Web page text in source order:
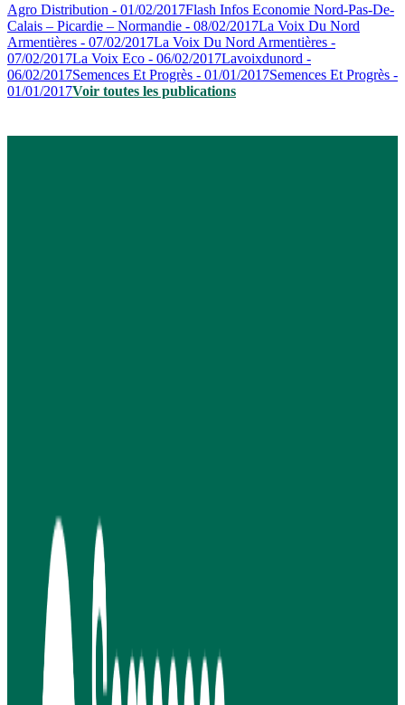
Agro Distribution - 01/02/2017Flash Infos Economie Nord-Pas-De-
Calais – Picardie – Normandie - 08/02/2017La Voix Du Nord
Armentières - 07/02/2017La Voix Du Nord Armentières -
07/02/2017La Voix Eco - 06/02/2017Lavoixdunord -
06/02/2017Semences Et Progrès - 01/01/2017Semences Et Progrès -
01/01/2017Voir toutes les publications